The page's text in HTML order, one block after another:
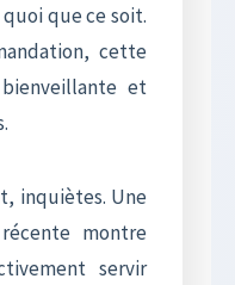
que ce soit.
cette
et
inquiètes. Une
montre
servir